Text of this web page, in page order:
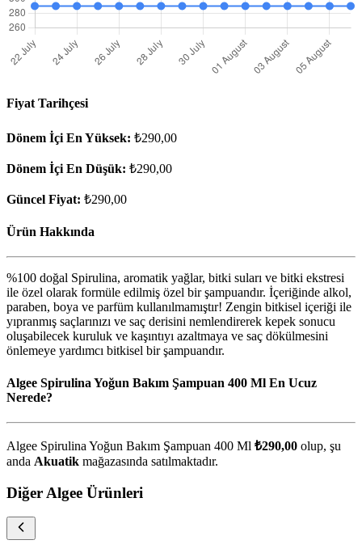
Fiyat Tarihçesi
Dönem İçi En Yüksek: ₺290,00
Dönem İçi En Düşük: ₺290,00
Güncel Fiyat: ₺290,00
Ürün Hakkında
%100 doğal Spirulina, aromatik yağlar, bitki suları ve bitki ekstresi
ile özel olarak formüle edilmiş özel bir şampuandır. İçeriğinde alkol,
paraben, boya ve parfüm kullanılmamıştır! Zengin bitkisel içeriği ile
yıpranmış saçlarınızı ve saç derisini nemlendirerek kepek sonucu
oluşabilecek kuruluk ve kaşıntıyı azaltmaya ve saç dökülmesini
önlemeye yardımcı bitkisel bir şampuandır.
Algee Spirulina Yoğun Bakım Şampuan 400 Ml En Ucuz
Nerede?
Algee Spirulina Yoğun Bakım Şampuan 400 Ml ₺290,00 olup, şu
anda Akuatik mağazasında satılmaktadır.
Diğer Algee Ürünleri